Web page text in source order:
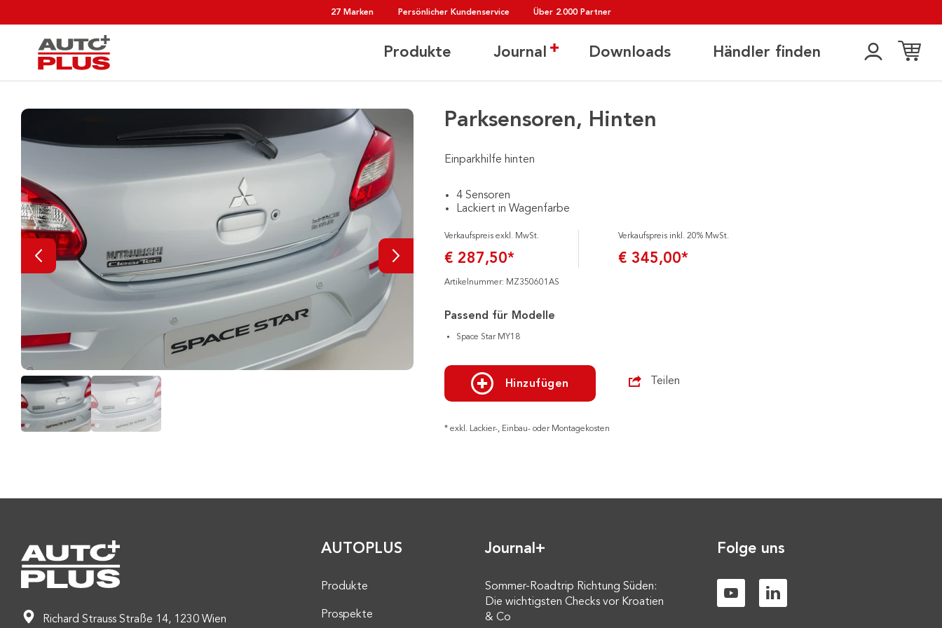
27 Marken Persönlicher Kundenservice Über 2.000 Partner
Produkte Journal Downloads Händler finden
Parksensoren, Hinten
Einparkhilfe hinten
4 Sensoren
Lackiert in Wagenfarbe
Verkaufspreis exkl. MwSt.
€ 287,50*
Verkaufspreis inkl. 20% MwSt.
€ 345,00*
Artikelnummer: MZ350601AS
Passend für Modelle
Space Star MY18
Hinzufügen Teilen
* exkl. Lackier-, Einbau- oder Montagekosten
Richard Strauss Straße 14, 1230 Wien
AUTOPLUS
Produkte
Prospekte
Journal+
Sommer-Roadtrip Richtung Süden:
Die wichtigsten Checks vor Kroatien
& Co
Folge uns